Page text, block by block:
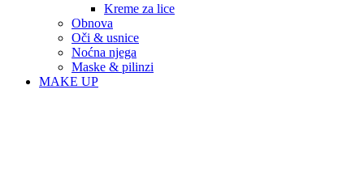
Kreme za lice
Obnova
Oči & usnice
Noćna njega
Maske & pilinzi
MAKE UP